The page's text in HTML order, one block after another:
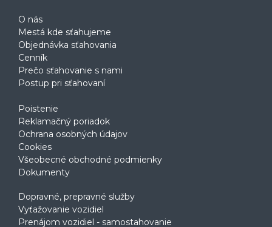
O nás
Mestá kde sťahujeme
Objednávka sťahovania
Cenník
Prečo sťahovanie s nami
Postup pri sťahovaní
Poistenie
Reklamačný poriadok
Ochrana osobných údajov
Cookies
Všeobecné obchodné podmienky
Dokumenty
Dopravné, prepravné služby
Vyťažovanie vozidiel
Prenájom vozidiel - samostahovanie